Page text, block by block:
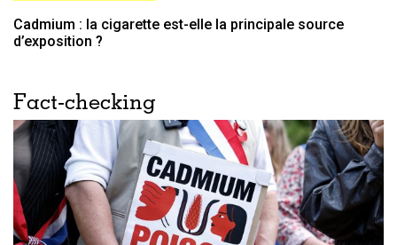
Cadmium : la cigarette est-elle la principale source
d’exposition ?
Fact-checking